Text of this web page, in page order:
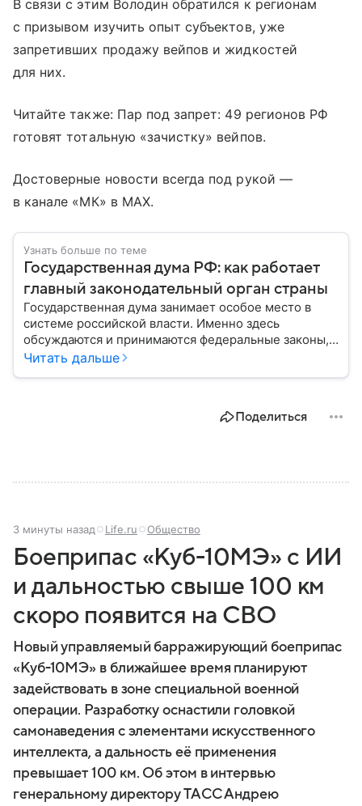
В связи с этим Володин обратился к регионам
с призывом изучить опыт субъектов, уже
запретивших продажу вейпов и жидкостей
для них.
Читайте также: Пар под запрет: 49 регионов РФ
готовят тотальную «зачистку» вейпов.
Достоверные новости всегда под рукой —
в канале «МК» в MAX.
Узнать больше по теме
Государственная дума РФ: как работает
главный законодательный орган страны
Государственная дума занимает особое место в
системе российской власти. Именно здесь
обсуждаются и принимаются федеральные законы,
определяющие развитие государства, экономики и
Разбираемся, как устроена Госдума, какие
Читать дальше
Поделиться
3 минуты назад Life.ru Общество
Боеприпас «Куб-10МЭ» с ИИ
и дальностью свыше 100 км
скоро появится на СВО
Новый управляемый барражирующий боеприпас
«Куб-10МЭ» в ближайшее время планируют
задействовать в зоне специальной военной
операции. Разработку оснастили головкой
самонаведения с элементами искусственного
интеллекта, а дальность её применения
превышает 100 км. Об этом в интервью
генеральному директору ТАСС Андрею